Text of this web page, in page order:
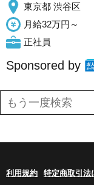
東京都 渋谷区
月給32万円～
正社員
Sponsored by
利用規約 特定商取引法